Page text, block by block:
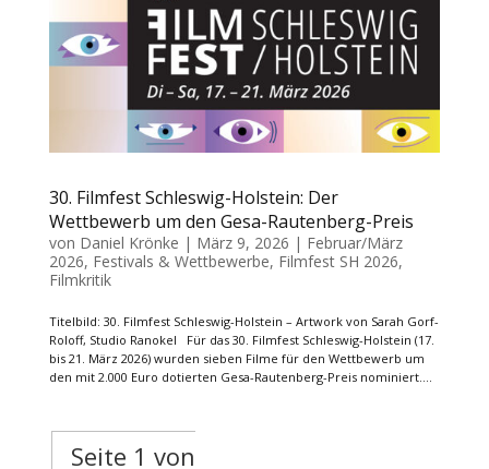
30. Filmfest Schleswig-Holstein: Der
Wettbewerb um den Gesa-Rautenberg-Preis
von Daniel Krönke | März 9, 2026 | Februar/März
2026, Festivals & Wettbewerbe, Filmfest SH 2026,
Filmkritik
Titelbild: 30. Filmfest Schleswig-Holstein – Artwork von Sarah Gorf-
Roloff, Studio Ranokel Für das 30. Filmfest Schleswig-Holstein (17.
bis 21. März 2026) wurden sieben Filme für den Wettbewerb um
den mit 2.000 Euro dotierten Gesa-Rautenberg-Preis nominiert....
Seite 1 von